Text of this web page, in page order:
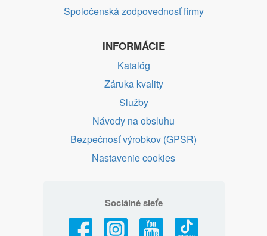
Spoločenská zodpovednosť firmy
INFORMÁCIE
Katalóg
Záruka kvality
Služby
Návody na obsluhu
Bezpečnosť výrobkov (GPSR)
Nastavenie cookies
Sociálné sieťe